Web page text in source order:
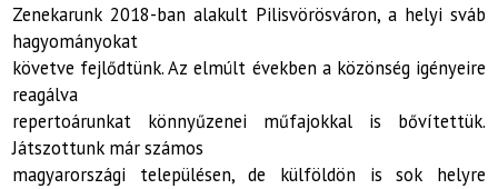
Zenekarunk 2018-ban alakult Pilisvörösváron, a helyi sváb
hagyományokat
követve fejlődtünk. Az elmúlt években a közönség igényeire
reagálva
repertoárunkat könnyűzenei műfajokkal is bővítettük.
Játszottunk már számos
magyarországi településen, de külföldön is sok helyre